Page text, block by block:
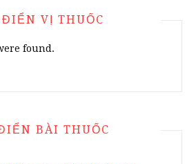
VỊ THUỐC
found.
BÀI THUỐC